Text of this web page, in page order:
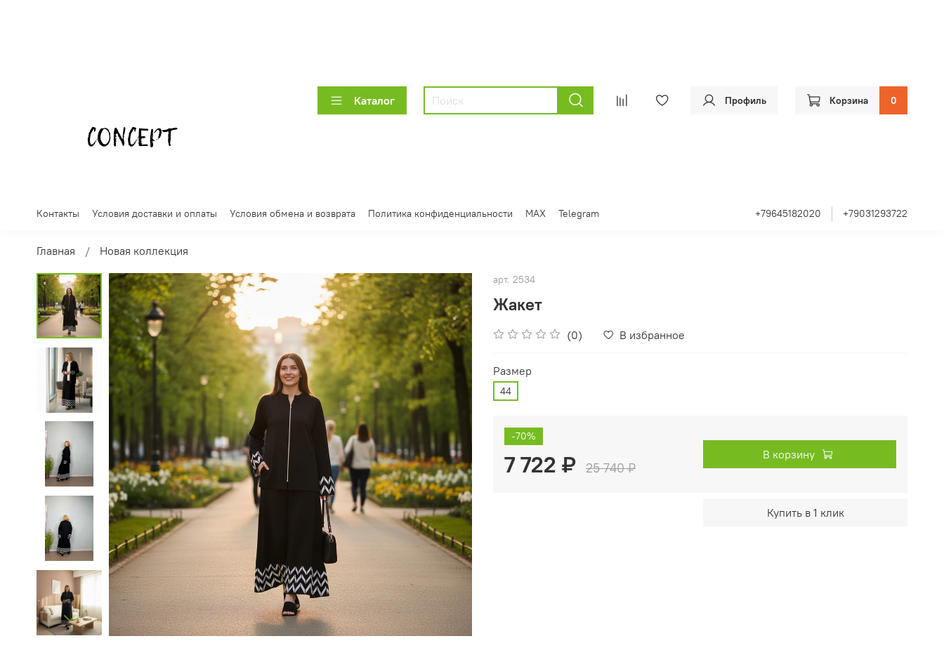
Каталог Профиль Корзина 0
Контакты Условия доставки и оплаты Условия обмена и возврата Политика конфиденциальности MAX Telegram +79645182020 +79031293722
Главная Новая коллекция
арт. 2534
Жакет
(0) В избранное
Размер
44
-70%
7 722 ₽ 25 740 ₽
В корзину
Купить в 1 клик